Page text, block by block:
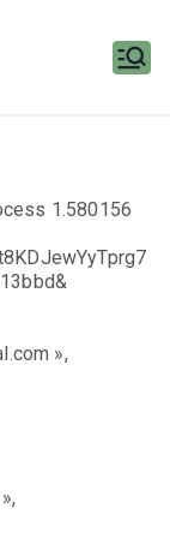
1.580156
»,